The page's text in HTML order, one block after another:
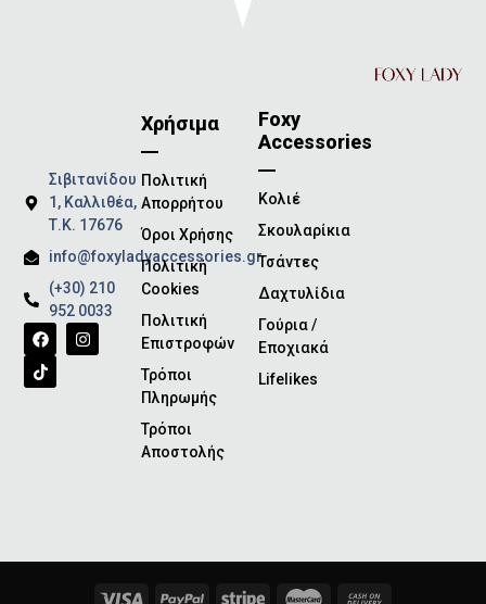
Σιβιτανίδου
1, Καλλιθέα,
Τ.Κ. 17676
info@foxyladyaccessories.gr
(+30) 210
952 0033
Foxy
Accessories
Κολιέ
Σκουλαρίκια
Τσάντες
Δαχτυλίδια
Γούρια /
Εποχιακά
Lifelikes
Χρήσιμα
Πολιτική
Απορρήτου
Όροι Χρήσης
Πολιτική
Cookies
Πολιτική
Επιστροφών
Τρόποι
Πληρωμής
Τρόποι
Αποστολής